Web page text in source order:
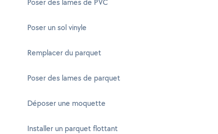
Poser des lames de PVC
Poser un sol vinyle
Remplacer du parquet
Poser des lames de parquet
Déposer une moquette
Installer un parquet flottant